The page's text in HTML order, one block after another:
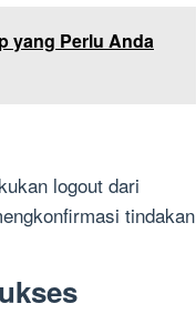
yang Perlu Anda
logout dari
tindakan